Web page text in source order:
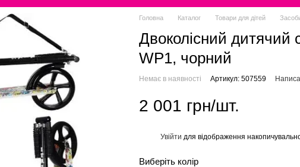
Головна Каталог Товари для дітей
Двоколісний дитячий
WP1, чорний
Немає в наявності Артикул: 507559
2 001 грн/шт.
Увійти для відображення
Виберіть колір